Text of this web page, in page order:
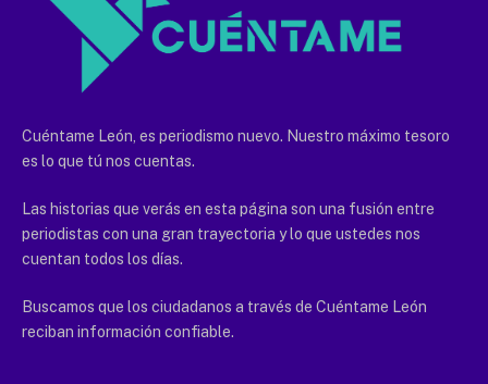
Cuéntame León, es periodismo nuevo. Nuestro máximo tesoro
es lo que tú nos cuentas.
Las historias que verás en esta página son una fusión entre
periodistas con una gran trayectoria y lo que ustedes nos
cuentan todos los días.
Buscamos que los ciudadanos a través de Cuéntame León
reciban información confiable.